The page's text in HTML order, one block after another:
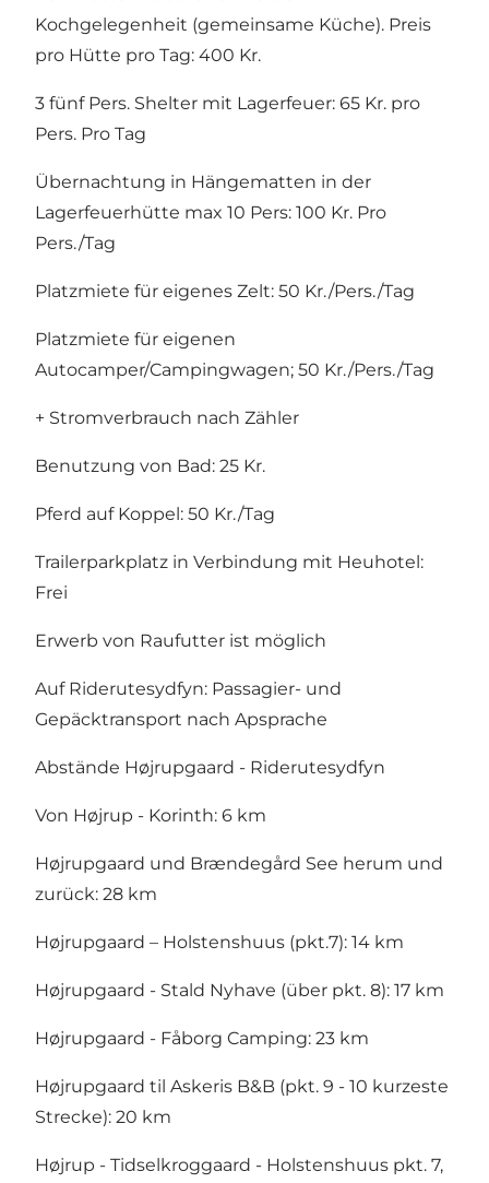
Kochgelegenheit (gemeinsame Küche). Preis
pro Hütte pro Tag: 400 Kr.
3 fünf Pers. Shelter mit Lagerfeuer: 65 Kr. pro
Pers. Pro Tag
Übernachtung in Hängematten in der
Lagerfeuerhütte max 10 Pers: 100 Kr. Pro
Pers./Tag
Platzmiete für eigenes Zelt: 50 Kr./Pers./Tag
Platzmiete für eigenen
Autocamper/Campingwagen; 50 Kr./Pers./Tag
+ Stromverbrauch nach Zähler
Benutzung von Bad: 25 Kr.
Pferd auf Koppel: 50 Kr./Tag
Trailerparkplatz in Verbindung mit Heuhotel:
Frei
Erwerb von Raufutter ist möglich
Auf Riderutesydfyn: Passagier- und
Gepäcktransport nach Apsprache
Abstände Højrupgaard - Riderutesydfyn
Von Højrup - Korinth: 6 km
Højrupgaard und Brændegård See herum und
zurück: 28 km
Højrupgaard – Holstenshuus (pkt.7): 14 km
Højrupgaard - Stald Nyhave (über pkt. 8): 17 km
Højrupgaard - Fåborg Camping: 23 km
Højrupgaard til Askeris B&B (pkt. 9 - 10 kurzeste
Strecke): 20 km
Højrup - Tidselkroggaard - Holstenshuus pkt. 7,